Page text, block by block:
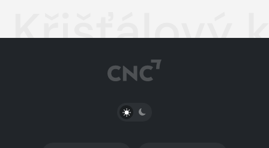
Křišťálový
PŘEPNOUT SVĚTLÝ/TMAVÝ REŽIM